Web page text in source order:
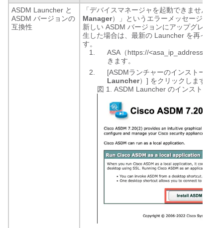
ASDM Launcher と
ASDM バージョンの
互換性
「デバイスマネージャを起動できません（
Manager）」というエラーメッセージが表
新しい ASDM バージョンにアップグレード
生した場合は、最新の Launcher を再イン
す。
ASA（https://<asa_ip_address>）
きます。
[ASDMランチャーのインストール（
Launcher）] をクリックします。
図 1. ASDM Launcher のインストール